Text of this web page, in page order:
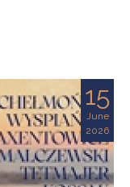
15
June
2026